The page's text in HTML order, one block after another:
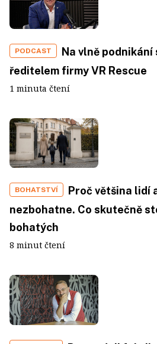
PODCAST
Na vlně podnikání
ředitelem firmy VR Rescue
1 minuta čtení
BOHATSTVÍ
Proč většina lidí
nezbohatne. Co skutečně
bohatých
8 minut čtení